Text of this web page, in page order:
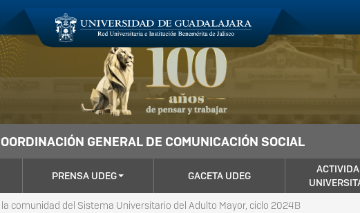
GENERAL DE COMUNICACIÓN SOCIAL
PRENSA UDEG GACETA UDEG
comunidad del Sistema Universitario del Adulto Mayor, ciclo 2024B